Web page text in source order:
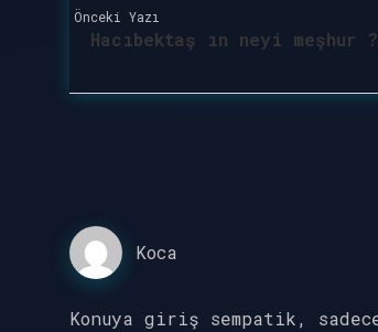
Önceki Yazı
Hacıbektaş ın neyi meşhur ?
Koca
Konuya giriş sempatik,